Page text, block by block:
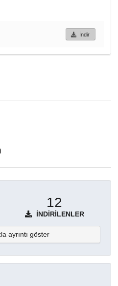
İndir
12
İNDIRILENLER
ayrıntı göster